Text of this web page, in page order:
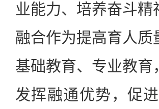
业能力、培养奋斗
融合作为提高育人
基础教育、专业教
发挥融通优势，促